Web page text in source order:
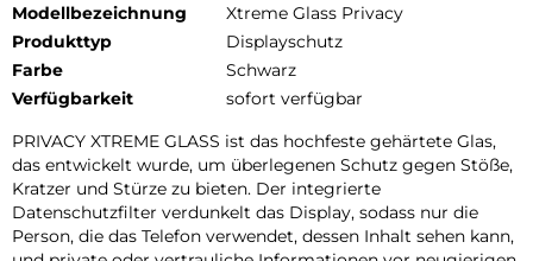
Modellbezeichnung
Xtreme Glass Privacy
Produkttyp
Displayschutz
Farbe
Schwarz
Verfügbarkeit
sofort verfügbar
PRIVACY XTREME GLASS ist das hochfeste gehärtete Glas,
das entwickelt wurde, um überlegenen Schutz gegen Stöße,
Kratzer und Stürze zu bieten. Der integrierte
Datenschutzfilter verdunkelt das Display, sodass nur die
Person, die das Telefon verwendet, dessen Inhalt sehen kann,